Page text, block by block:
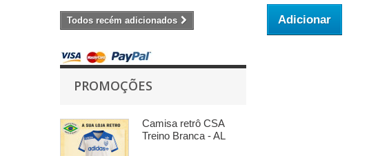
Todos recém adicionados
PROMOÇÕES
Camisa retrô CSA
Treino Branca - AL
Adicionar